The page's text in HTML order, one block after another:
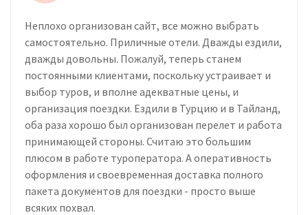
Неплохо организован сайт, все можно выбрать
самостоятельно. Приличные отели. Дважды ездили,
дважды довольны. Пожалуй, теперь станем
постоянными клиентами, поскольку устраивает и
выбор туров, и вполне адекватные цены, и
организация поездки. Ездили в Турцию и в Тайланд,
оба раза хорошо был организован перелет и работа
принимающей стороны. Считаю это большим
плюсом в работе туроператора. А оперативность
оформления и своевременная доставка полного
пакета документов для поездки - просто выше
всяких похвал.